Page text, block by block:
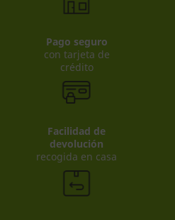
Pago seguro
con tarjeta de
crédito
Facilidad de
devolución
recogida en casa